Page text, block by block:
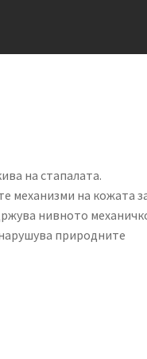
на стапалата.
механизми на кожата
нивното
природните